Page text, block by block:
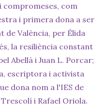
compromeses, com
i primera dona a ser
de València, per Élida
la resiliència constant
Abellà i Juan L. Porcar;
escriptora i activista
dona nom a l'IES de
i Rafael Oriola.